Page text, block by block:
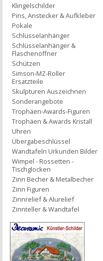
Klingelschilder
Pins, Anstecker & Aufkleber
Pokale
Schlüsselanhänger
Schlüsselanhänger &
Flaschenöffner
Schützen
Simson-MZ-Roller
Ersatzteile
Skulpturen Auszeichnen
Sonderangebote
Trophäen-Awards-Figuren
Trophäen & Awards Kristall
Uhren
Übergabeschlüssel
Wandtafeln Urkunden Bilder
Wimpel - Rossetten -
Tischglocken
Zinn Becher & Metalbecher
Zinn Figuren
Zinnrelief & Alurelief
Zinnteller & Wandtafel